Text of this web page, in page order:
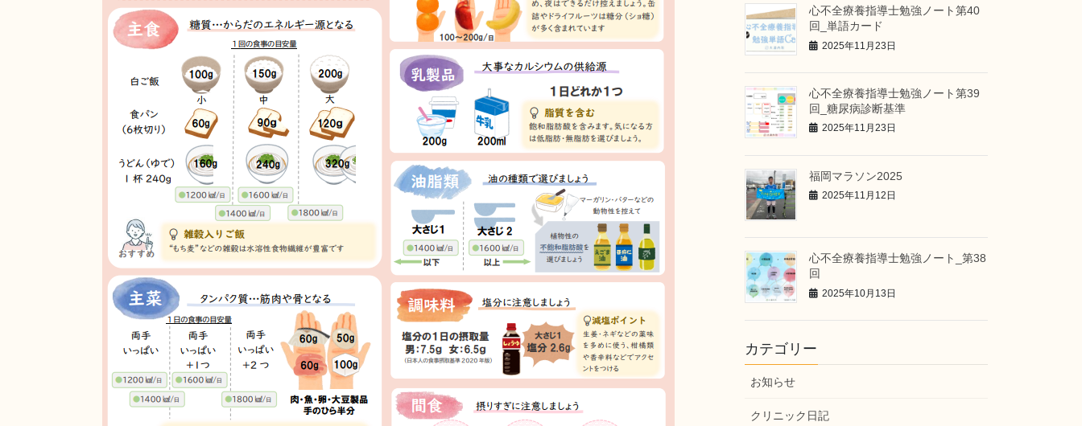
心不全療養指導士勉強ノート第40
回_単語カード
2025年11月23日
心不全療養指導士勉強ノート第39
回_糖尿病診断基準
2025年11月23日
福岡マラソン2025
2025年11月12日
心不全療養指導士勉強ノート_第38
回
2025年10月13日
カテゴリー
お知らせ
クリニック日記